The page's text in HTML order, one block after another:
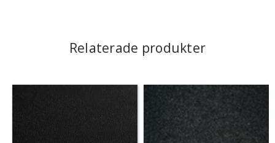
Relaterade produkter